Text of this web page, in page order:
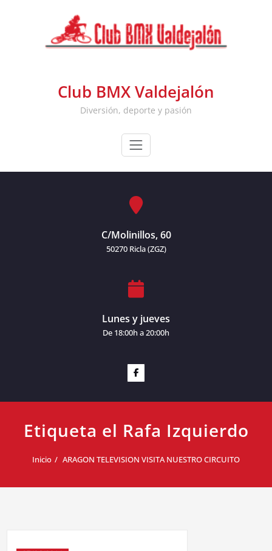
Club BMX Valdejalón
Diversión, deporte y pasión
C/Molinillos, 60
50270 Ricla (ZGZ)
Lunes y jueves
De 18:00h a 20:00h
Etiqueta el Rafa Izquierdo
Inicio ARAGON TELEVISION VISITA NUESTRO CIRCUITO